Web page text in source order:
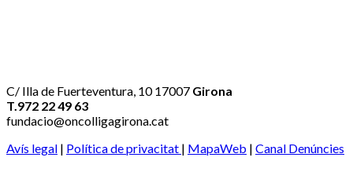
C/ Illa de Fuerteventura, 10 17007 Girona
T.972 22 49 63
fundacio@oncolligagirona.cat
Avís legal | Política de privacitat | MapaWeb | Canal Denúncies